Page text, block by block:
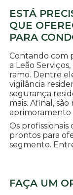
ESTÁ
QUE
PARA
Contando com
a Leão
ramo. Dentre
vigilância
segurança
mais. Afinal,
aprimoramento
Os profissionais
prontos para
segmento.
FAÇA UM